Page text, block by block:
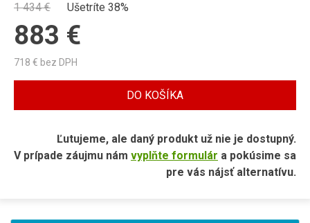
1 434€ Ušetríte 38%
883 €
718 € bez DPH
DO KOŠÍKA
Ľutujeme, ale daný produkt už nie je dostupný.
V prípade záujmu nám vyplňte formulár a pokúsime sa
pre vás nájsť alternatívu.